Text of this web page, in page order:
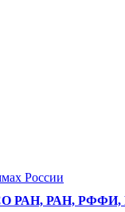
России
СО РАН, РАН,